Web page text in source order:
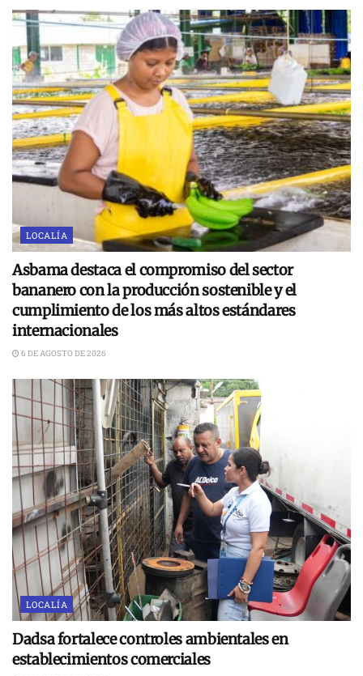
LOCALÍA
Asbama destaca el compromiso del sector
bananero con la producción sostenible y el
cumplimiento de los más altos estándares
internacionales
6 DE AGOSTO DE 2026
LOCALÍA
Dadsa fortalece controles ambientales en
establecimientos comerciales